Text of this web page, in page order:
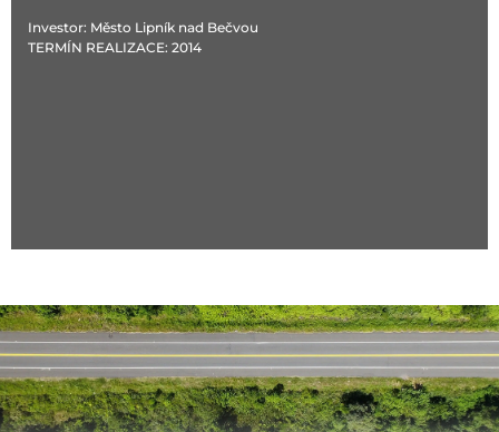
Investor: Město Lipník nad Bečvou
TERMÍN REALIZACE: 2014